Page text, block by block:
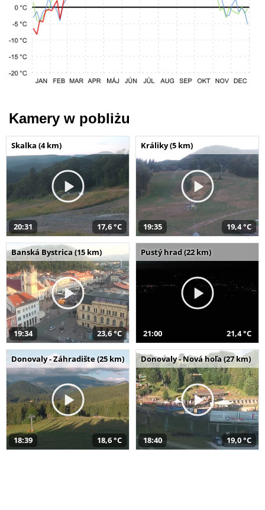
Kamery w pobliżu
Skalka (4 km)
20:31 17,6 °C
Králiky (5 km)
19:35 19,4 °C
Banská Bystrica (15 km)
19:34 23,6 °C
Pustý hrad (22 km)
21:00 21,4 °C
Donovaly - Záhradište (25 km)
18:39 18,6 °C
Donovaly - Nová hoľa (27 km)
18:40 19,0 °C